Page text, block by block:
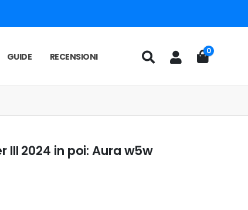
GUIDE RECENSIONI
0
III 2024 in poi: Aura w5w